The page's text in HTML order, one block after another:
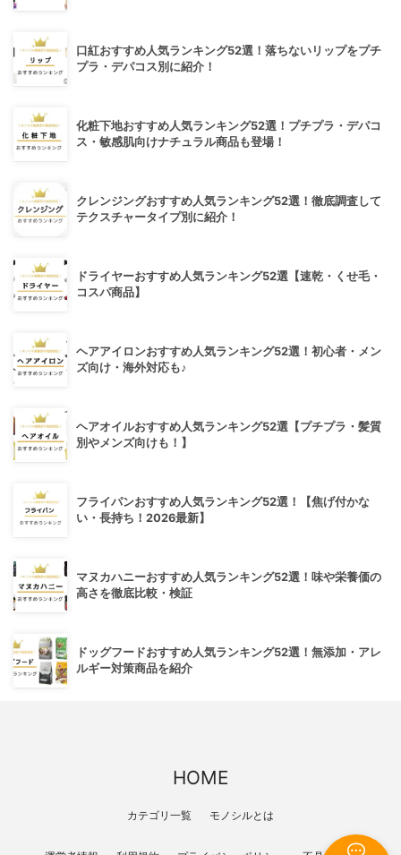
口紅おすすめ人気ランキング52選！落ちないリップをプチ
プラ・デパコス別に紹介！
化粧下地おすすめ人気ランキング52選！プチプラ・デパコ
ス・敏感肌向けナチュラル商品も登場！
クレンジングおすすめ人気ランキング52選！徹底調査して
テクスチャータイプ別に紹介！
ドライヤーおすすめ人気ランキング52選【速乾・くせ毛・
コスパ商品】
ヘアアイロンおすすめ人気ランキング52選！初心者・メン
ズ向け・海外対応も♪
ヘアオイルおすすめ人気ランキング52選【プチプラ・髪質
別やメンズ向けも！】
フライパンおすすめ人気ランキング52選！【焦げ付かな
い・長持ち！2026最新】
マヌカハニーおすすめ人気ランキング52選！味や栄養価の
高さを徹底比較・検証
ドッグフードおすすめ人気ランキング52選！無添加・アレ
ルギー対策商品を紹介
HOME
カテゴリ一覧 モノシルとは